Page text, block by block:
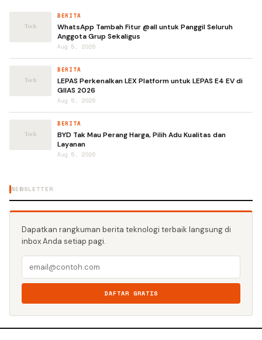
BERITA
WhatsApp Tambah Fitur @all untuk Panggil Seluruh
Anggota Grup Sekaligus
Aug 5, 2026
BERITA
LEPAS Perkenalkan LEX Platform untuk LEPAS E4 EV di
GIIAS 2026
Aug 5, 2026
BERITA
BYD Tak Mau Perang Harga, Pilih Adu Kualitas dan
Layanan
Aug 5, 2026
NEWSLETTER
Dapatkan rangkuman berita teknologi terbaik langsung di
inbox Anda setiap pagi.
DAFTAR GRATIS